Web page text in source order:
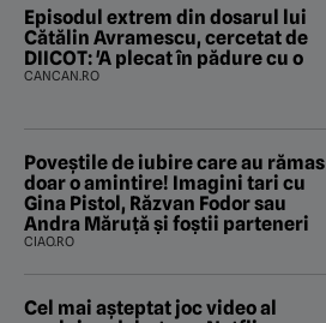
Episodul extrem din dosarul lui
Cătălin Avramescu, cercetat de
DIICOT: 'A plecat în pădure cu o
CANCAN.RO
Poveştile de iubire care au rămas
doar o amintire! Imagini tari cu
Gina Pistol, Răzvan Fodor sau
Andra Măruţă şi foştii parteneri
CIAO.RO
Cel mai așteptat joc video al